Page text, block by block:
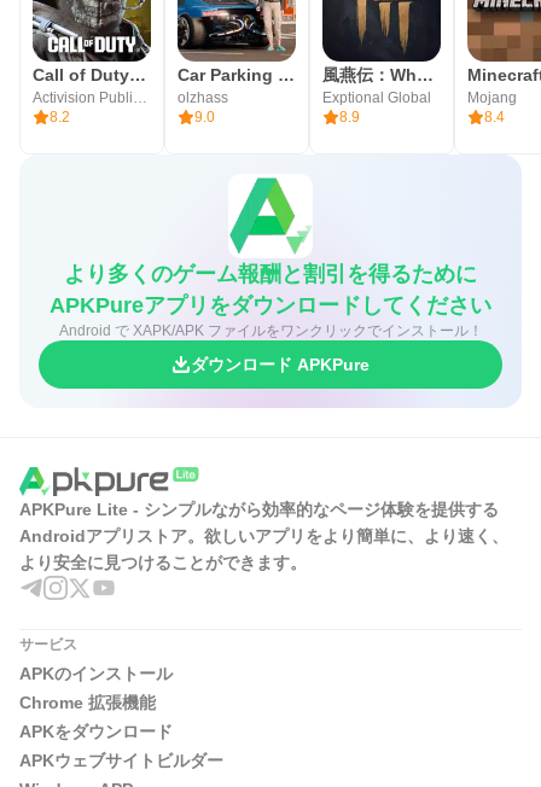
Call of Duty®: Mobile
8.2
Car Parking Multiplayer 2
olzhass
9.0
風燕伝：Where Winds Meet
Exptional Global
8.9
Mojang
8.4
より多くのゲーム報酬と割引を得るために
APKPureアプリをダウンロードしてください
Android で XAPK/APK ファイルをワンクリックでインストール！
ダウンロード APKPure
APKPure Lite - シンプルながら効率的なページ体験を提供する
Androidアプリストア。欲しいアプリをより簡単に、より速く、
より安全に見つけることができます。
サービス
APKのインストール
Chrome 拡張機能
APKをダウンロード
APKウェブサイトビルダー